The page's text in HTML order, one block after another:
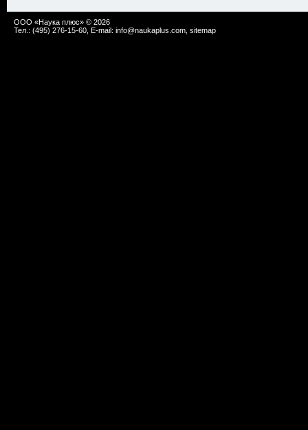
ООО «Наука плюс» © 2026
Тел.: (495) 276-15-60, E-mail: info@naukaplus.com sitemap